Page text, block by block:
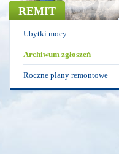
REMIT
Ubytki mocy
Archiwum zgłoszeń
Roczne plany remontowe